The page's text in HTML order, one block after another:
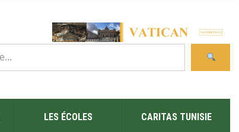
LES ÉCOLES CARITAS TUNISIE